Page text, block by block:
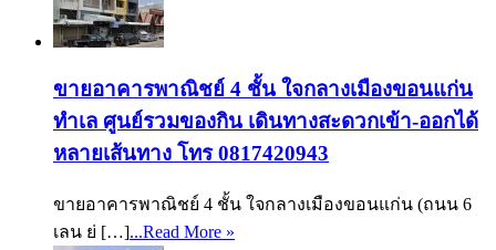
ขายอาคารพาณิชย์ 4 ชั้น ใจกลางเมืองขอนแก่น
ทำเล ศูนย์รวมของกิน เดินทางสะดวกเข้า-ออกได้
หลายเส้นทาง โทร 0817420943
ขายอาคารพาณิชย์ 4 ชั้น ใจกลางเมืองขอนแก่น (ถนน 6
เลน ย่ […]...Read More »